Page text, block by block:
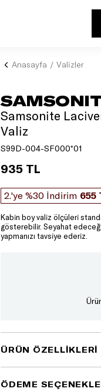
Anasayfa Valizler
Samsonite
Valiz
S99D-004-SF000*01
935 TL
2.'ye %30 İndirim 655
Kabin boy valiz ölçüleri
gösterebilir. Seyahat
yapmanızı tavsiye ederiz.
ÜRÜN ÖZELLIKLERI
ÖDEME